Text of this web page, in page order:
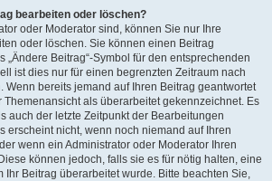
bearbeiten oder löschen?
oder Moderator sind, können Sie nur Ihre
oder löschen. Sie können einen Beitrag
„Ändere Beitrag“-Symbol für den entsprechenden
ist dies nur für einen begrenzten Zeitraum nach
Wenn bereits jemand auf Ihren Beitrag geantwortet
Themenansicht als überarbeitet gekennzeichnet. Es
auch der letzte Zeitpunkt der Bearbeitungen
erscheint nicht, wenn noch niemand auf Ihren
wenn ein Administrator oder Moderator Ihren
können jedoch, falls sie es für nötig halten, eine
Ihr Beitrag überarbeitet wurde. Bitte beachten Sie,